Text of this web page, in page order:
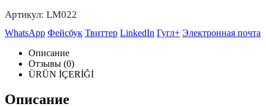
Артикул: LM022
Фейсбук Твиттер LinkedIn Гугл+ Электронная почта
WhatsApp
Описание
Отзывы (0)
ÜRÜN İÇERİĞİ
Описание